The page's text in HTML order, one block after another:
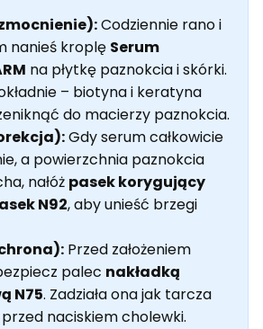
Codziennie rano i
nanieś kroplę Serum
na płytkę paznokcia i skórki.
– biotyna i keratyna
do macierzy paznokcia.
Gdy serum całkowicie
a powierzchnia paznokcia
nałóż pasek korygujący
N92, aby unieść brzegi
Przed założeniem
palec nakładką
N75. Zadziała ona jak tarcza
naciskiem cholewki.